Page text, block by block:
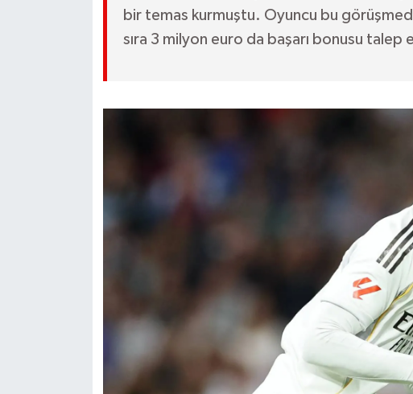
bir temas kurmuştu. Oyuncu bu
sıra 3 milyon euro da başarı bonusu talep